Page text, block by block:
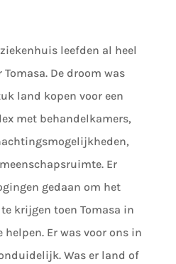
leefden al heel
De droom was
land kopen voor een
met behandelkamers,
Er
gedaan om het
krijgen toen Tomasa in
helpen. Er was voor ons in
Was er land of